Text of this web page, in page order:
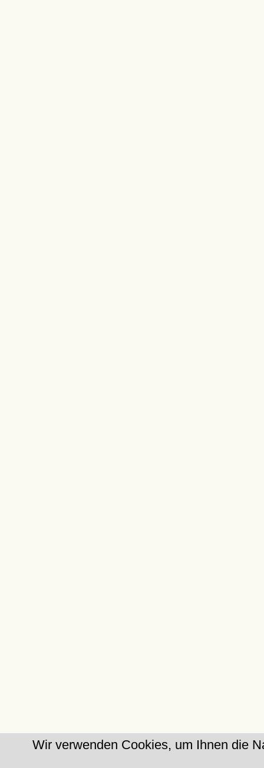
Wir verwenden Cookies, um Ihnen die